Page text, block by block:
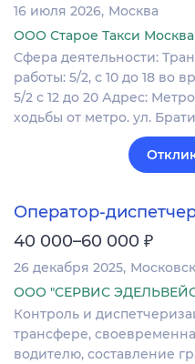
16 июля 2026 Москва
ООО Старое Такси Москва
Сфера деятельности:
работы: 5/2, с 10 до 18 во
5/2 с 12 до 20 Адрес:
ходьбы от метро. ул.
Оператор-
40 000–60 000 ₽
26 декабря 2025
ООО "СЕРВИС
Контроль и
трансфере,
водителю, составление